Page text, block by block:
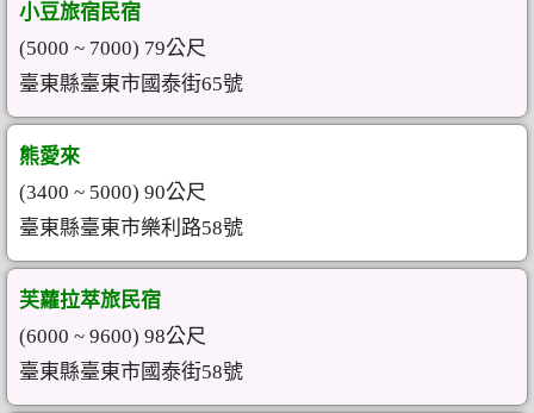
小豆旅宿民宿
(5000 ~ 7000) 79公尺
臺東縣臺東市國泰街65號
熊愛來
(3400 ~ 5000) 90公尺
臺東縣臺東市樂利路58號
芙蘿拉萃旅民宿
(6000 ~ 9600) 98公尺
臺東縣臺東市國泰街58號